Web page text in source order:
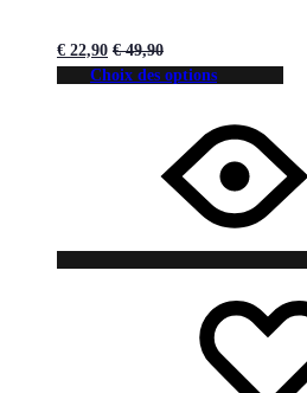
€ 22,90 €49,90
Choix des options